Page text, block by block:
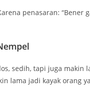
penasaran: “Bener
sedih, tapi juga makin
lama jadi kayak orang